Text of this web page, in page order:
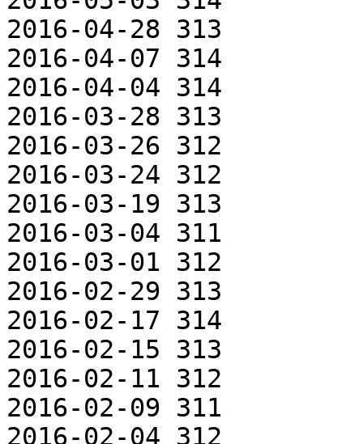
2016-04-28 313
2016-04-07 314
2016-04-04 314
2016-03-28 313
2016-03-26 312
2016-03-24 312
2016-03-19 313
2016-03-04 311
2016-03-01 312
2016-02-29 313
2016-02-17 314
2016-02-15 313
2016-02-11 312
2016-02-09 311
2016-02-04 312